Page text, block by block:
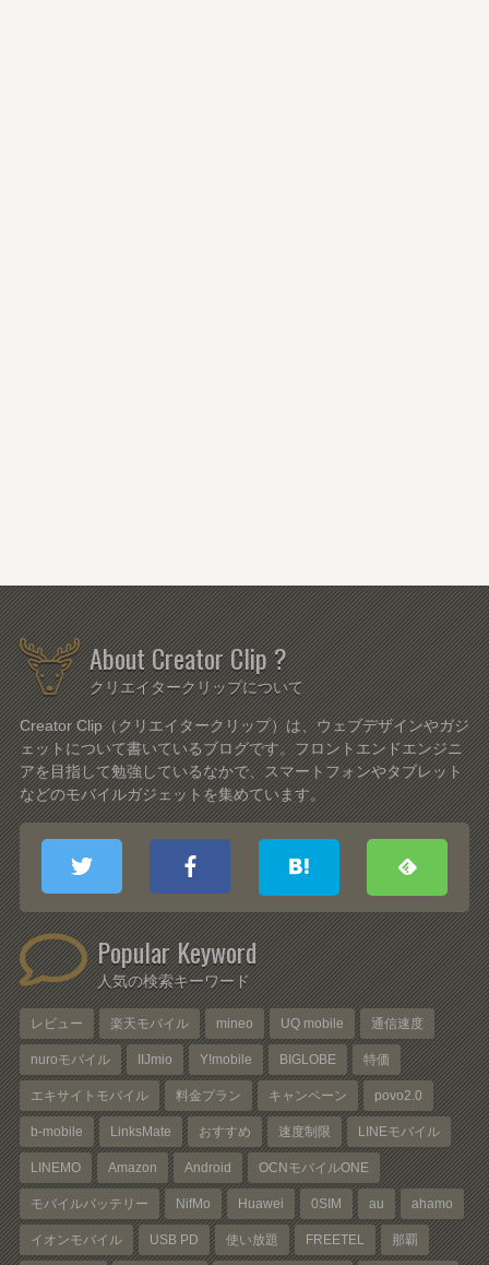
About Creator Clip ?
クリエイタークリップについて
Creator Clip（クリエイタークリップ）は、ウェブデザインやガジ
ェットについて書いているブログです。フロントエンドエンジニ
アを目指して勉強しているなかで、スマートフォンやタブレット
などのモバイルガジェットを集めています。
Popular Keyword
人気の検索キーワード
レビュー 楽天モバイル mineo UQ mobile 通信速度
nuroモバイル IIJmio Y!mobile BIGLOBE 特価
エキサイトモバイル 料金プラン キャンペーン povo2.0
b-mobile LinksMate おすすめ 速度制限 LINEモバイル
LINEMO Amazon Android OCNモバイルONE
モバイルバッテリー NifMo Huawei 0SIM au ahamo
イオンモバイル USB PD 使い放題 FREETEL 那覇